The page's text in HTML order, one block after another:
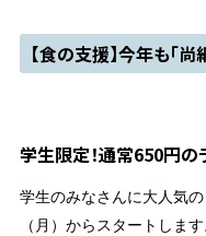
【食の支援】今年も「
学生限定！通常650円の
学生のみなさんに大人気の
（月）からスタートします